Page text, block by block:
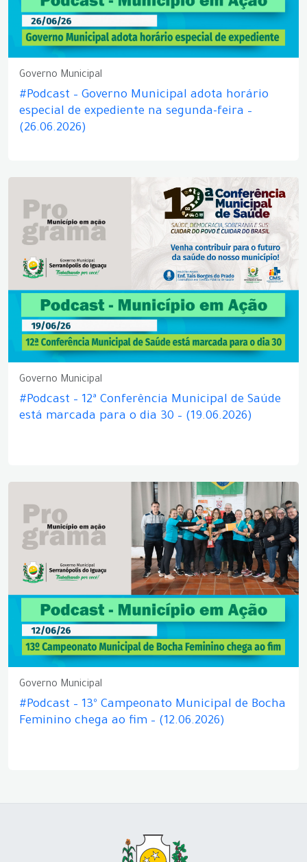
Governo Municipal
#Podcast – Governo Municipal adota horário
especial de expediente na segunda-feira –
(26.06.2026)
Governo Municipal
#Podcast – 12ª Conferência Municipal de Saúde
está marcada para o dia 30 – (19.06.2026)
Governo Municipal
#Podcast – 13º Campeonato Municipal de Bocha
Feminino chega ao fim – (12.06.2026)